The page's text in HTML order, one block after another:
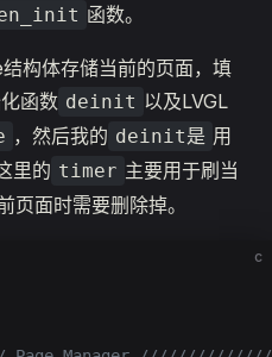
函数。
构体存储当前的页面，填
函数 deinit 以及LVGL
，然后我的 deinit是 用
里的 timer 主要用于刷当
页面时需要删除掉。
c